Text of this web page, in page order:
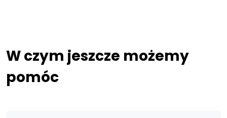
W czym jeszcze możemy
pomóc